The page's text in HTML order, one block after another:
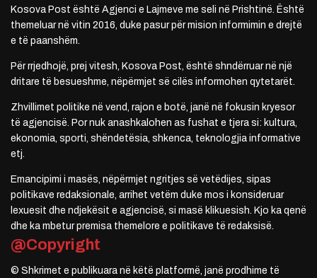
Kosova Post është Agjenci e Lajmeve me seli në Prishtinë. Është
themeluar në vitin 2016, duke pasur për mision informimin e drejtë
e të paanshëm.
Për rrjedhojë, prej vitesh, Kosova Post, është shndërruar në një
dritare të besueshme, nëpërmjet së cilës informohen qytetarët.
Zhvillimet politike në vend, rajon e botë, janë në fokusin kryesor
të agjencisë. Por nuk anashkalohen as fushat e tjera si: kultura,
ekonomia, sporti, shëndetësia, shkenca, teknologjia informative
etj.
Emancipimi i masës, nëpërmjet ngritjes së vetëdijes, sipas
politikave redaksionale, arrihet vetëm duke mos i konsideruar
lexuesit dhe ndjekësit e agjencisë, si masë klikuesish. Kjo ka qenë
dhe ka mbetur premisa themelore e politikave të redaksisë.
@Copyright
© Shkrimet e publikuara në këtë platformë, janë prodhime të